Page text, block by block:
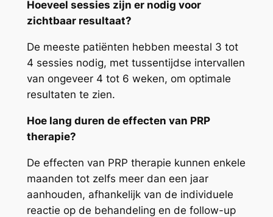
Hoeveel sessies zijn er nodig voor
zichtbaar resultaat?
De meeste patiënten hebben meestal 3 tot
4 sessies nodig, met tussentijdse intervallen
van ongeveer 4 tot 6 weken, om optimale
resultaten te zien.
Hoe lang duren de effecten van PRP
therapie?
De effecten van PRP therapie kunnen enkele
maanden tot zelfs meer dan een jaar
aanhouden, afhankelijk van de individuele
reactie op de behandeling en de follow-up